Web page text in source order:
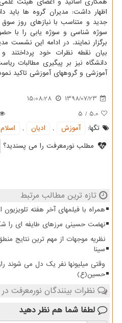
اظهار داشت: مدیران گروه ها
جدید و متناسب با نیازهای روز
سوژه شناسی و سوژه یابی را با
برگزار نمایند. در ادامه این نشست
بیان نقطه نظرات خود پرداختند
دانشگاه نیز بر پیگیری مطالبات
آموزشی و گروههای آموزشی تاكید
1398/07/23
15:08:28
5.0
/
5
تگها:
آموزش , ادیان , اسلام
مطلب نورمعرفت را می پسندید؟
تازه ترین مطالب مرتبط
همراه با فیلمهای آخر هفته
نهضت حسینی مرزهای طایفه ای را
نظریه موجهات از مهم ترین نتایج
سینا
وقتی میلیونها نفر یک دل می شوند
حسین(ع)
نظرات بینندگان نورمعرفت
لطفا شما هم نظر دهید